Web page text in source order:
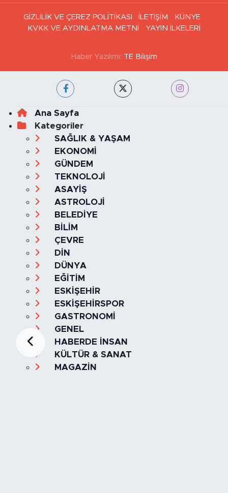
GİZLİLİK VE ÇEREZ POLİTİKASI İLETİŞİM
KÜNYE
KVKK VE AYDINLATMA METNİ
YAYIN İLKELERİ
Haber Yazılımı: TE Bilişim
Ana Sayfa
Kategoriler
SAĞLIK & YAŞAM
EKONOMİ
GÜNDEM
TEKNOLOJİ
ASAYİŞ
ASTROLOJİ
BELEDİYE
BİLİM
ÇEVRE
DİN
DÜNYA
EĞİTİM
ESKİŞEHİR
ESKİŞEHİRSPOR
GASTRONOMİ
GENEL
HABERDE İNSAN
KÜLTÜR & SANAT
MAGAZİN